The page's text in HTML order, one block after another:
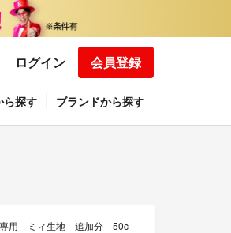
ログイン 会員登録
ら探す ブランドから探す
の専用 ミィ生地 追加分 50c